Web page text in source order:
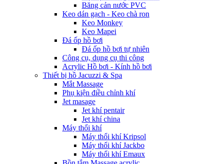
Băng cản nước PVC
Keo dán gạch - Keo chà ron
Keo Monkey
Keo Mapei
Đá ốp hồ bơi
Đá ốp hồ bơi tự nhiên
Công cụ, dụng cụ thi công
Acrylic Hồ bơi - Kính hồ bơi
Thiết bị hồ Jacuzzi & Spa
Mắt Massage
Phụ kiện điều chỉnh khí
Jet masage
Jet khí pentair
Jet khí china
Máy thổi khí
Máy thổi khí Kripsol
Máy thổi khí Jackbo
Máy thổi khí Emaux